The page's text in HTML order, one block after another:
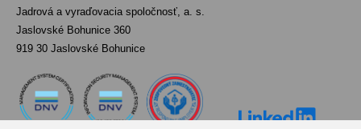
Jadrová a vyraďovacia spoločnosť, a. s.
Jaslovské Bohunice 360
919 30 Jaslovské Bohunice